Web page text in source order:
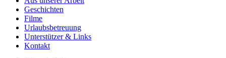
Geschichten
Filme
Urlaubsbetreuung
Unterstützer & Links
Kontakt